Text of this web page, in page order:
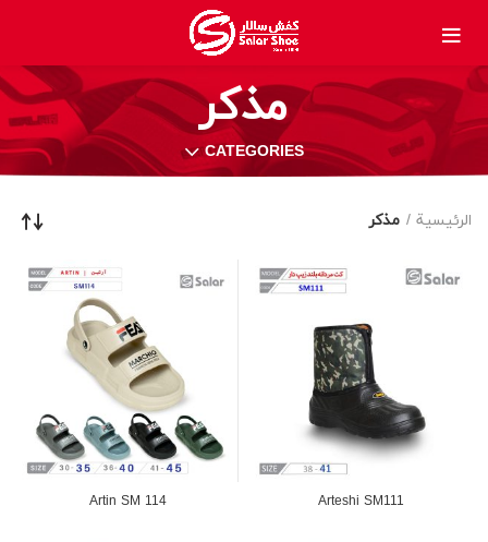
مذكر
CATEGORIES
الرئيسية مذكر
Arteshi SM111
Artin SM 114